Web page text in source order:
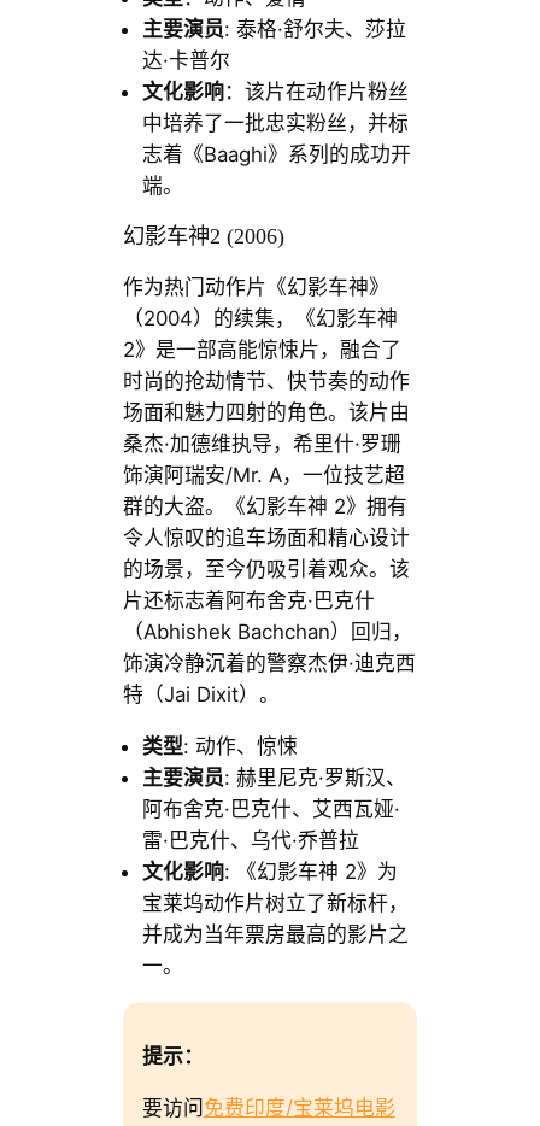
主要演员: 泰格·舒尔夫、莎拉
达·卡普尔
文化影响：该片在动作片粉丝
中培养了一批忠实粉丝，并标
志着《Baaghi》系列的成功开
端。
幻影车神2 (2006)
作为热门动作片《幻影车神》
（2004）的续集，《幻影车神
2》是一部高能惊悚片，融合了
时尚的抢劫情节、快节奏的动作
场面和魅力四射的角色。该片由
桑杰·加德维执导，希里什·罗珊
饰演阿瑞安/Mr. A，一位技艺超
群的大盗。《幻影车神 2》拥有
令人惊叹的追车场面和精心设计
的场景，至今仍吸引着观众。该
片还标志着阿布舍克·巴克什
（Abhishek Bachchan）回归，
饰演冷静沉着的警察杰伊·迪克西
特（Jai Dixit）。
类型: 动作、惊悚
主要演员: 赫里尼克·罗斯汉、
阿布舍克·巴克什、艾西瓦娅·
雷·巴克什、乌代·乔普拉
文化影响: 《幻影车神 2》为
宝莱坞动作片树立了新标杆，
并成为当年票房最高的影片之
一。
提示：
要访问 免费印度/宝莱坞电影